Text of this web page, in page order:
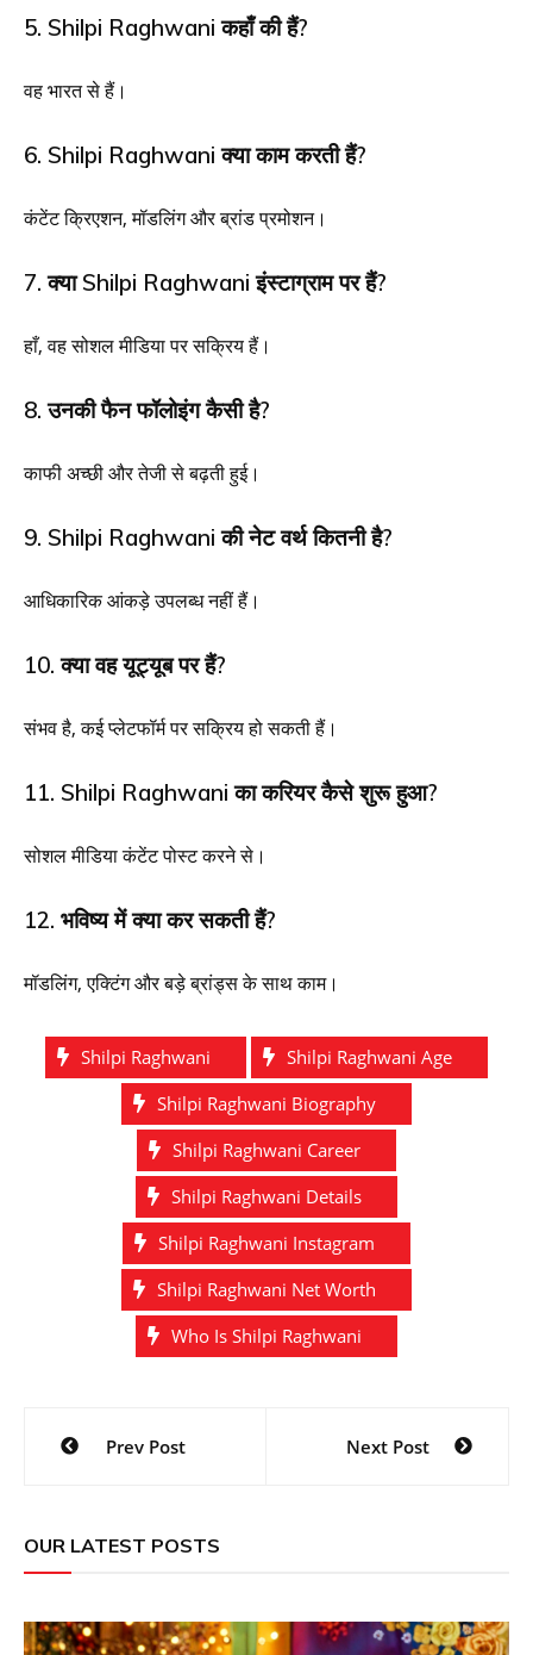
5. Shilpi Raghwani कहाँ की हैं?
वह भारत से हैं।
6. Shilpi Raghwani क्या काम करती हैं?
कंटेंट क्रिएशन, मॉडलिंग और ब्रांड प्रमोशन।
7. क्या Shilpi Raghwani इंस्टाग्राम पर हैं?
हाँ, वह सोशल मीडिया पर सक्रिय हैं।
8. उनकी फैन फॉलोइंग कैसी है?
काफी अच्छी और तेजी से बढ़ती हुई।
9. Shilpi Raghwani की नेट वर्थ कितनी है?
आधिकारिक आंकड़े उपलब्ध नहीं हैं।
10. क्या वह यूट्यूब पर हैं?
संभव है, कई प्लेटफॉर्म पर सक्रिय हो सकती हैं।
11. Shilpi Raghwani का करियर कैसे शुरू हुआ?
सोशल मीडिया कंटेंट पोस्ट करने से।
12. भविष्य में क्या कर सकती हैं?
मॉडलिंग, एक्टिंग और बड़े ब्रांड्स के साथ काम।
Shilpi Raghwani
Shilpi Raghwani Age
Shilpi Raghwani Biography
Shilpi Raghwani Career
Shilpi Raghwani Details
Shilpi Raghwani Instagram
Shilpi Raghwani Net Worth
Who Is Shilpi Raghwani
Post
navigation
Prev Post Next Post
OUR LATEST POSTS